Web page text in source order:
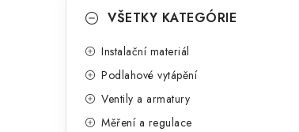
kategorieVŠETKY KATEGÓRIE
Instalační materiál
Podlahové vytápění
Ventily a armatury
Měření a regulace